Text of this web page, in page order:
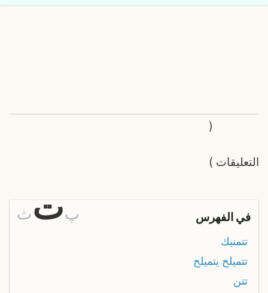
التعليقات
(
)
في الفهرس پتث
تتمنيك
تتميلح يتميلح
تتن